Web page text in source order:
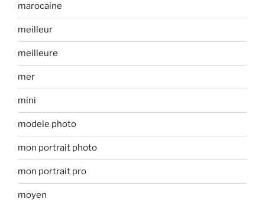
marocaine
meilleur
meilleure
mer
mini
modele photo
mon portrait photo
mon portrait pro
moyen